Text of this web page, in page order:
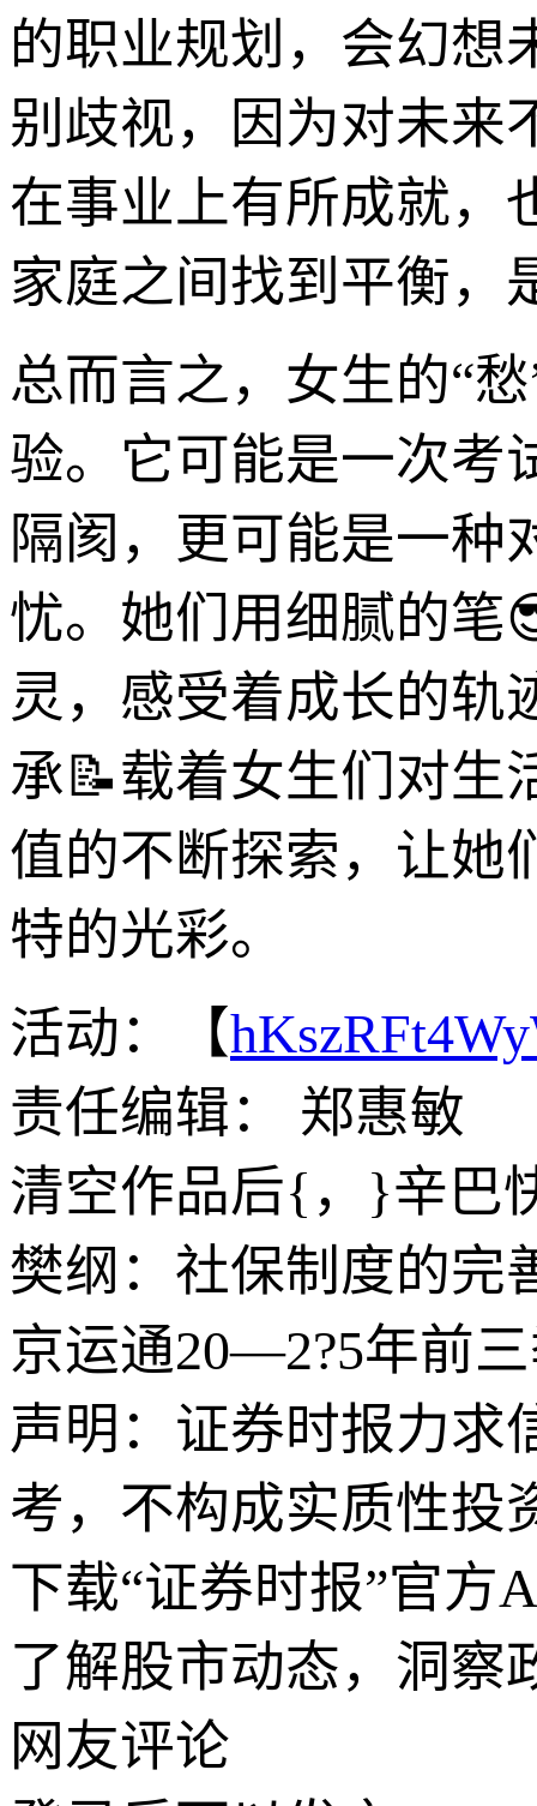
的职业规划，会幻想
别歧视，因为对未来
在事业上有所成就，
家庭之间找到平衡，
总而言之，女生的“
验。它可能是一次考
隔阂，更可能是一种
忧。她们用细腻的笔
灵，感受着成长的轨
承📝载着女生们对生
值的不断探索，让她
特的光彩。
活动：【
责任编辑： 郑惠敏
清空作品后{，}辛巴
樊纲：社保制度的完
京运通20—2?5年前
声明：证券时报力求
考，不构成实质性投
下载“证券时报”官方
了解股市动态，洞察
网友评论